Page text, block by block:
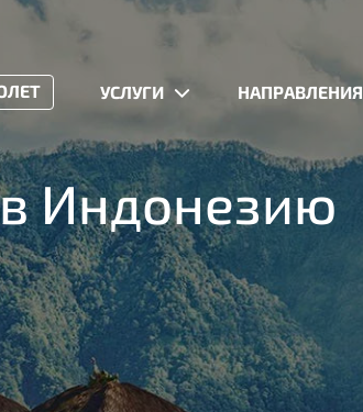
УСЛУГИ НАПРАВЛЕНИЯ
Индонезию